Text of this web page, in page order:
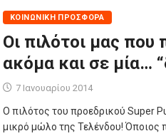
ΚΟΙΝΩΝΙΚΉ ΠΡΟΣΦΟΡΆ
Οι πιλότοι μας που
ακόμα και σε μία…
7 Ιανουαρίου 2014
Ο πιλότος του προεδρικού Super
μικρό μώλο της Τελένδου! Όποιος